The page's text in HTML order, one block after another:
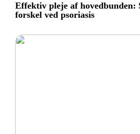
Effektiv pleje af hovedbunden:
forskel ved psoriasis